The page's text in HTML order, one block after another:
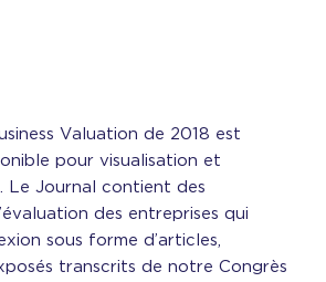
Valuation de 2018 est
pour visualisation et
Le Journal contient des
des entreprises qui
sous forme d’articles,
transcrits de notre Congrès